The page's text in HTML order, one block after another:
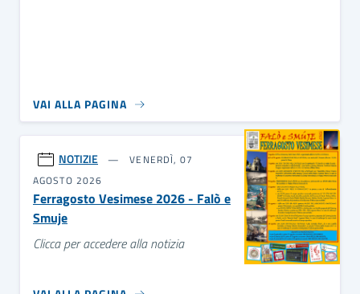
VAI ALLA PAGINA
NOTIZIE
VENERDÌ, 07
AGOSTO 2026
Ferragosto Vesimese 2026 - Falò e
Smuje
Clicca per accedere alla notizia